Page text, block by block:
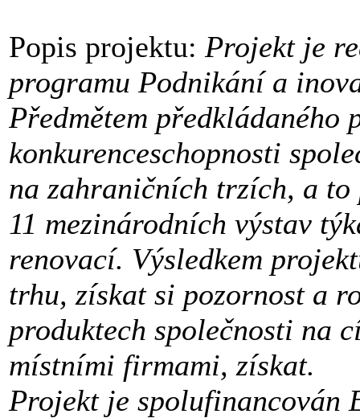
Popis projektu: Projekt je
programu Podnikání a
Předmětem předkládaného
konkurenceschopnosti
na zahraničních trzích, a
11 mezinárodních výstav
renovací. Výsledkem
trhu, získat si pozornost a
produktech společnosti na
místními firmami, získat.
Projekt je spolufinancován